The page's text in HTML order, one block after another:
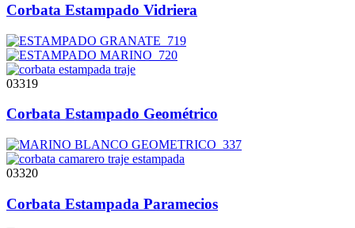
Corbata Estampado Vidriera
03319
Corbata Estampado Geométrico
03320
Corbata Estampada Paramecios